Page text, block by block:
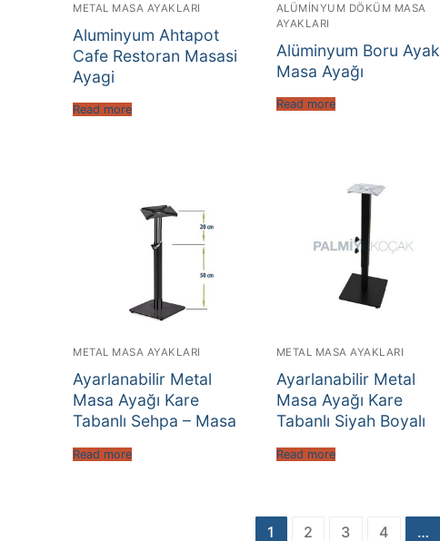
METAL MASA AYAKLARI
Aluminyum Ahtapot
Cafe Restoran Masasi
Ayagi
Read more
ALÜMINYUM DÖKÜM MASA
AYAKLARI
Alüminyum Boru Ayak
Masa Ayağı
Read more
METAL MASA AYAKLARI
Ayarlanabilir Metal
Masa Ayağı Kare
Tabanlı Sehpa – Masa
Read more
METAL MASA AYAKLARI
Ayarlanabilir Metal
Masa Ayağı Kare
Tabanlı Siyah Boyalı
Read more
1 2 3 4 …